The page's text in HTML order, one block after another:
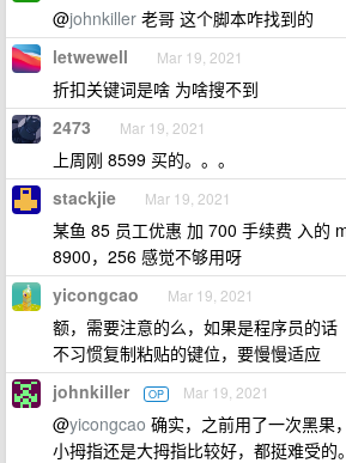
@johnkiller 老哥 这个脚本咋找到的
letwewell Mar 19, 2021
折扣关键词是啥 为啥搜不到
2473 Mar 19, 2021
上周刚 8599 买的。。。
stackjie Mar 19, 2021
某鱼 85 员工优惠 加 700 手续费 入的
8900，256 感觉不够用呀
yicongcao Mar 19, 2021
额，需要注意的么，如果是程序员的话
不习惯复制粘贴的键位，要慢慢适应
johnkiller OP Mar 19, 2021
@yicongcao 确实，之前用了一次黑果
小拇指还是大拇指比较好，都挺难受的。